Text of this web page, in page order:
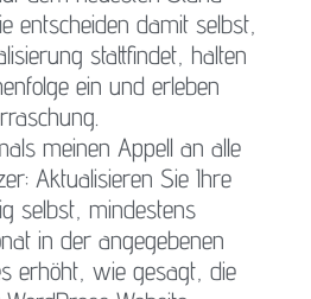
entscheiden damit selbst,
stattfindet, halten
ein und erleben
meinen Appell an alle
Aktualisieren Sie Ihre
selbst, mindestens
in der angegebenen
erhöht, wie gesagt, die